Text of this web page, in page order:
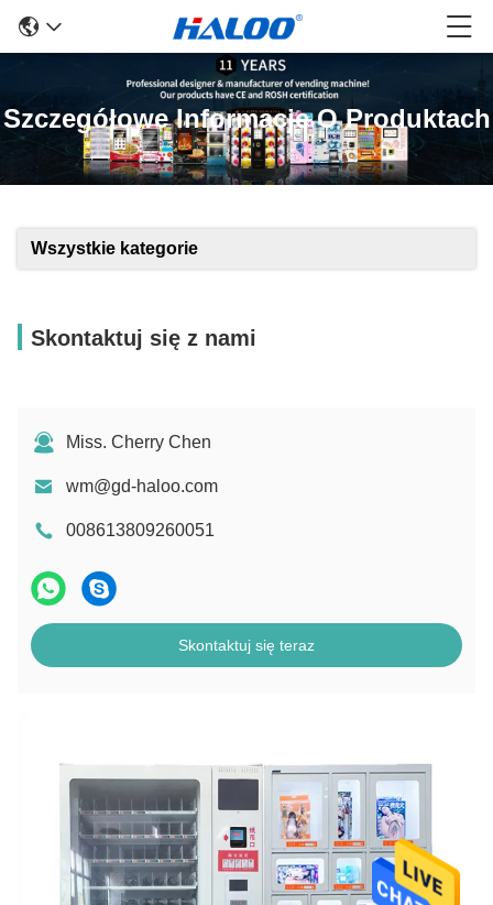
Szczegółowe Informacje O Produktach
Wszystkie kategorie
Skontaktuj się z nami
Miss. Cherry Chen
wm@gd-haloo.com
008613809260051
Skontaktuj się teraz